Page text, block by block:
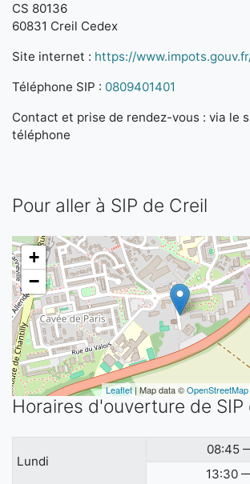
CS 80136
60831 Creil Cedex
Site internet : https://
Téléphone SIP : 0809401401
Contact et prise de rendez-vous : via le
téléphone
Pour aller à SIP de Creil
+
−
Leaflet | Map data ©OpenStreetMap
Horaires d'ouverture de SIP
Lundi
08:45
13:30